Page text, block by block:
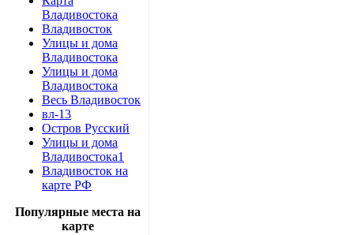
Владивостока
Владивосток
Улицы и дома
Владивостока
Улицы и дома
Владивостока
Весь Владивосток
вл-13
Остров Русский
Улицы и дома
Владивостока1
Владивосток на
карте РФ
Популярные места на
карте